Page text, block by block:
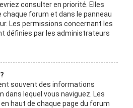
consulter en priorité. Elles
forum et dans le panneau
Les permissions concernant les
définies par les administrateurs
souvent des informations
lequel vous naviguez. Les
haut de chaque page du forum